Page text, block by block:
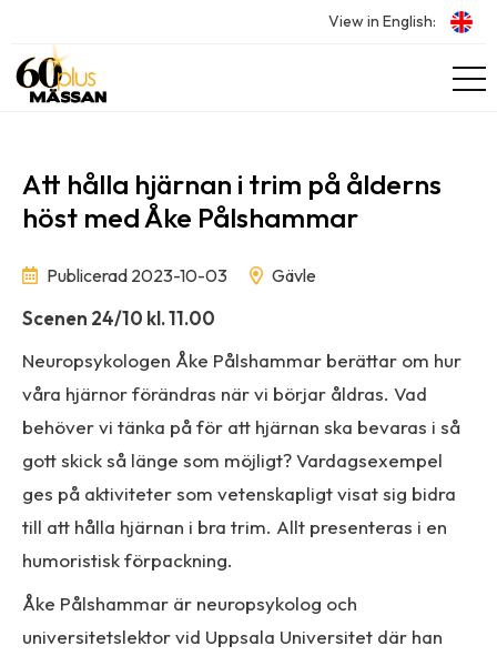
View in English:
Att hålla hjärnan i trim på ålderns
höst med Åke Pålshammar
Publicerad 2023-10-03 Gävle
Scenen 24/10 kl. 11.00
Neuropsykologen Åke Pålshammar berättar om hur
våra hjärnor förändras när vi börjar åldras. Vad
behöver vi tänka på för att hjärnan ska bevaras i så
gott skick så länge som möjligt? Vardagsexempel
ges på aktiviteter som vetenskapligt visat sig bidra
till att hålla hjärnan i bra trim. Allt presenteras i en
humoristisk förpackning.
Åke Pålshammar är neuropsykolog och
universitetslektor vid Uppsala Universitet där han